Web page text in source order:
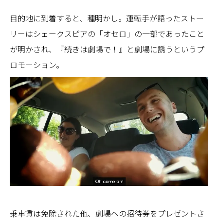
目的地に到着すると、種明かし。運転手が語ったストー
リーはシェークスピアの「オセロ」の一部であったこと
が明かされ、『続きは劇場で！』と劇場に誘うというプ
ロモーション。
乗車賃は免除された他、劇場への招待券をプレゼントさ